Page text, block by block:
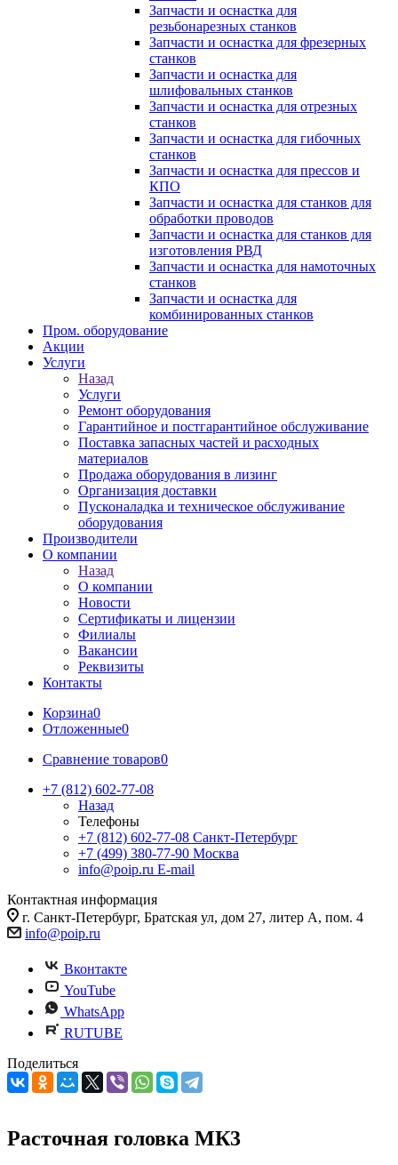
Запчасти и оснастка для
резьбонарезных станков
Запчасти и оснастка для фрезерных
станков
Запчасти и оснастка для
шлифовальных станков
Запчасти и оснастка для отрезных
станков
Запчасти и оснастка для гибочных
станков
Запчасти и оснастка для прессов и
КПО
Запчасти и оснастка для станков для
обработки проводов
Запчасти и оснастка для станков для
изготовления РВД
Запчасти и оснастка для намоточных
станков
Запчасти и оснастка для
комбинированных станков
Пром. оборудование
Акции
Услуги
Назад
Услуги
Ремонт оборудования
Гарантийное и постгарантийное обслуживание
Поставка запасных частей и расходных
материалов
Продажа оборудования в лизинг
Организация доставки
Пусконаладка и техническое обслуживание
оборудования
Производители
О компании
Назад
О компании
Новости
Сертификаты и лицензии
Филиалы
Вакансии
Реквизиты
Контакты
Корзина0
Отложенные0
Сравнение товаров0
+7 (812) 602-77-08
Назад
Телефоны
+7 (812) 602-77-08 Санкт-Петербург
+7 (499) 380-77-90 Москва
info@poip.ru E-mail
Контактная информация
г. Санкт-Петербург, Братская ул, дом 27, литер А, пом. 4
info@poip.ru
Вконтакте
YouTube
WhatsApp
RUTUBE
Поделиться
Расточная головка МК3